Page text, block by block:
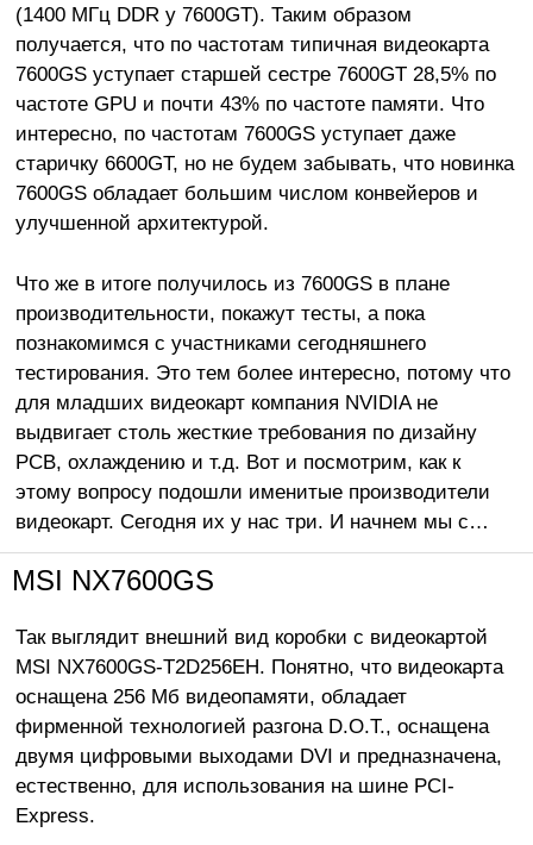
(1400 МГц DDR у 7600GT). Таким образом
получается, что по частотам типичная видеокарта
7600GS уступает старшей сестре 7600GT 28,5% по
частоте GPU и почти 43% по частоте памяти. Что
интересно, по частотам 7600GS уступает даже
старичку 6600GT, но не будем забывать, что новинка
7600GS обладает большим числом конвейеров и
улучшенной архитектурой.
Что же в итоге получилось из 7600GS в плане
производительности, покажут тесты, а пока
познакомимся с участниками сегодняшнего
тестирования. Это тем более интересно, потому что
для младших видеокарт компания NVIDIA не
выдвигает столь жесткие требования по дизайну
PCB, охлаждению и т.д. Вот и посмотрим, как к
этому вопросу подошли именитые производители
видеокарт. Сегодня их у нас три. И начнем мы с…
MSI NX7600GS
Так выглядит внешний вид коробки с видеокартой
MSI NX7600GS-T2D256EH. Понятно, что видеокарта
оснащена 256 Мб видеопамяти, обладает
фирменной технологией разгона D.O.T., оснащена
двумя цифровыми выходами DVI и предназначена,
естественно, для использования на шине PCI-
Express.